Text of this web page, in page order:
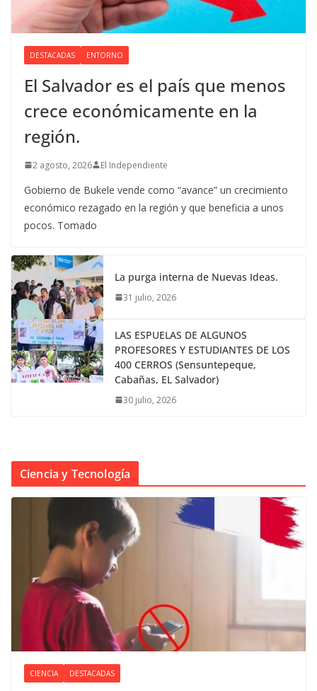
DESTACADAS ENTORNO
El Salvador es el país que menos
crece económicamente en la
región.
2 agosto, 2026 El Independiente
Gobierno de Bukele vende como “avance” un crecimiento
económico rezagado en la región y que beneficia a unos
pocos. Tomado
La purga interna de Nuevas Ideas.
31 julio, 2026
LAS ESPUELAS DE ALGUNOS
PROFESORES Y ESTUDIANTES DE LOS
400 CERROS (Sensuntepeque,
Cabañas, EL Salvador)
30 julio, 2026
Ciencia y Tecnología
CIENCIA DESTACADAS